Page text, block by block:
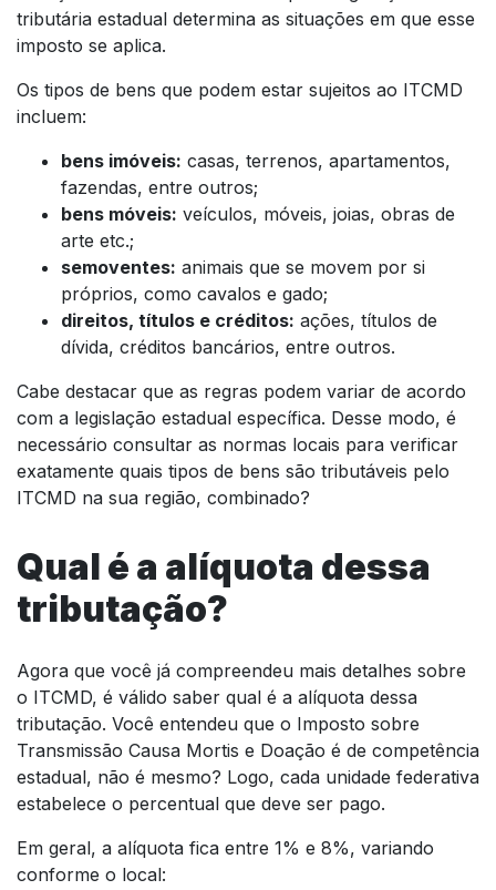
tributária estadual determina as situações em que esse
imposto se aplica.
Os tipos de bens que podem estar sujeitos ao ITCMD
incluem:
bens imóveis: casas, terrenos, apartamentos,
fazendas, entre outros;
bens móveis: veículos, móveis, joias, obras de
arte etc.;
semoventes: animais que se movem por si
próprios, como cavalos e gado;
direitos, títulos e créditos: ações, títulos de
dívida, créditos bancários, entre outros.
Cabe destacar que as regras podem variar de acordo
com a legislação estadual específica. Desse modo, é
necessário consultar as normas locais para verificar
exatamente quais tipos de bens são tributáveis pelo
ITCMD na sua região, combinado?
Qual é a alíquota dessa
tributação?
Agora que você já compreendeu mais detalhes sobre
o ITCMD, é válido saber qual é a alíquota dessa
tributação. Você entendeu que o Imposto sobre
Transmissão Causa Mortis e Doação é de competência
estadual, não é mesmo? Logo, cada unidade federativa
estabelece o percentual que deve ser pago.
Em geral, a alíquota fica entre 1% e 8%, variando
conforme o local: